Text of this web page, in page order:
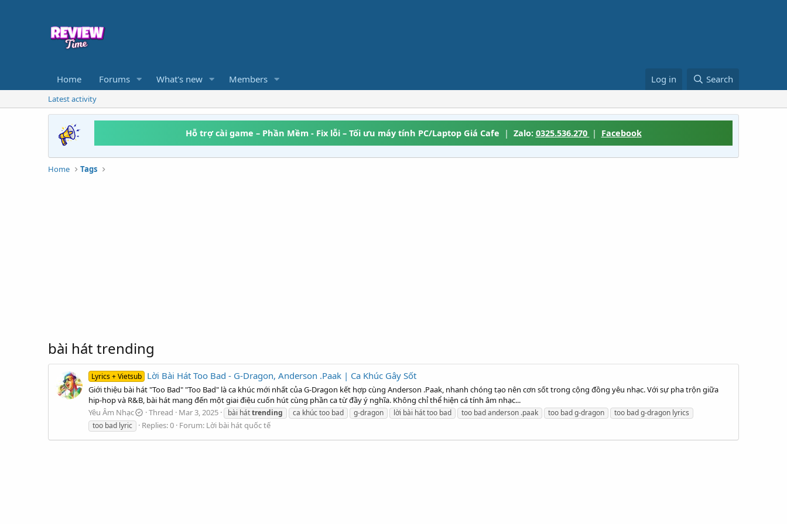
Home Forums What's new Members Log in Search
Latest activity
Hỗ trợ cài game – Phần Mềm - Fix lỗi – Tối ưu máy tính PC/Laptop Giá Cafe | Zalo: 0325.536.270 | Facebook
Home Tags
bài hát trending
Lyrics + Vietsub Lời Bài Hát Too Bad - G-Dragon, Anderson .Paak | Ca Khúc Gây Sốt
Giới thiệu bài hát "Too Bad" "Too Bad" là ca khúc mới nhất của G-Dragon kết hợp cùng Anderson .Paak, nhanh chóng tạo nên cơn sốt trong cộng đồng yêu nhạc. Với sự pha trộn giữa
hip-hop và R&B, bài hát mang đến một giai điệu cuốn hút cùng phần ca từ đầy ý nghĩa. Không chỉ thể hiện cá tính âm nhạc...
Yêu Âm Nhạc
Thread Mar 3, 2025 bài háttrending ca khúc too bad g-dragon lời bài hát too bad too bad anderson .paak too bad g-dragon
too bad g-dragon lyrics
too bad lyric
Replies: 0 Forum: Lời bài hát quốc tế